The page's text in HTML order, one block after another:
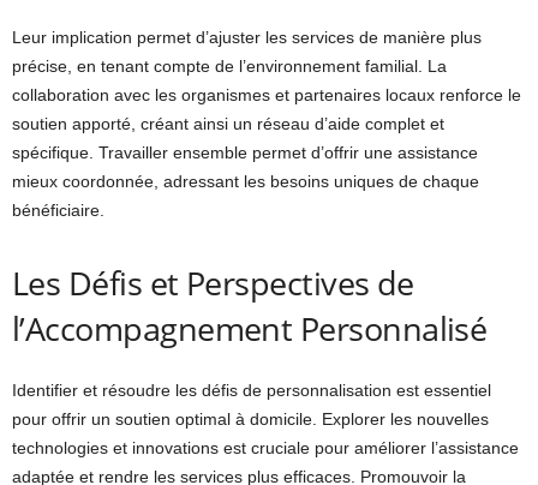
Leur implication permet d’ajuster les services de manière plus
précise, en tenant compte de l’environnement familial. La
collaboration avec les organismes et partenaires locaux renforce le
soutien apporté, créant ainsi un réseau d’aide complet et
spécifique. Travailler ensemble permet d’offrir une assistance
mieux coordonnée, adressant les besoins uniques de chaque
bénéficiaire.
Les Défis et Perspectives de
l’Accompagnement Personnalisé
Identifier et résoudre les défis de personnalisation est essentiel
pour offrir un soutien optimal à domicile. Explorer les nouvelles
technologies et innovations est cruciale pour améliorer l’assistance
adaptée et rendre les services plus efficaces. Promouvoir la